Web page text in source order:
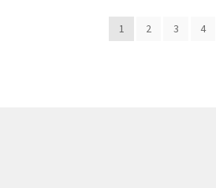
1 2 3 4